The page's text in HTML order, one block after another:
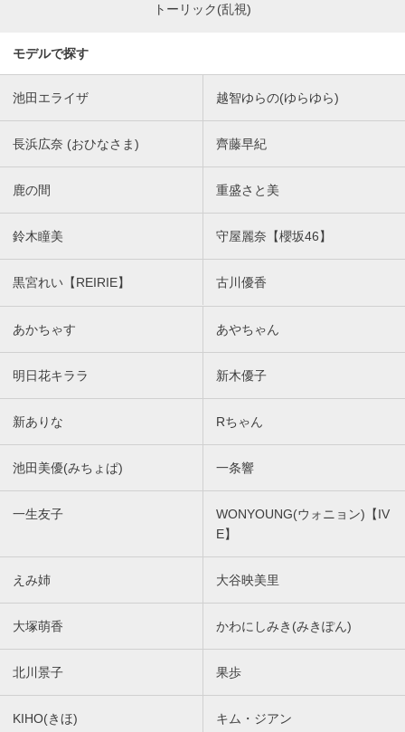
トーリック(乱視)
モデルで探す
池田エライザ 越智ゆらの(ゆらゆら)
長浜広奈 (おひなさま) 齊藤早紀
鹿の間 重盛さと美
鈴木瞳美 守屋麗奈【櫻坂46】
黒宮れい【REIRIE】 古川優香
あかちゃす あやちゃん
明日花キララ 新木優子
新ありな Rちゃん
池田美優(みちょぱ) 一条響
一生友子
WONYOUNG(ウォニョン)【IV
E】
えみ姉 大谷映美里
大塚萌香 かわにしみき(みきぽん)
北川景子 果歩
KIHO(きほ) キム・ジアン